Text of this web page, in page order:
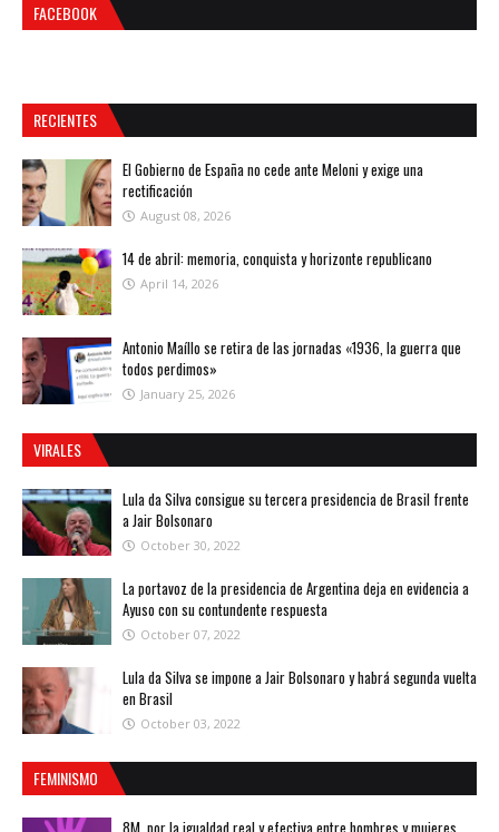
FACEBOOK
RECIENTES
El Gobierno de España no cede ante Meloni y exige una
rectificación
August 08, 2026
14 de abril: memoria, conquista y horizonte republicano
April 14, 2026
Antonio Maíllo se retira de las jornadas «1936, la guerra que
todos perdimos»
January 25, 2026
VIRALES
Lula da Silva consigue su tercera presidencia de Brasil frente
a Jair Bolsonaro
October 30, 2022
La portavoz de la presidencia de Argentina deja en evidencia a
Ayuso con su contundente respuesta
October 07, 2022
Lula da Silva se impone a Jair Bolsonaro y habrá segunda vuelta
en Brasil
October 03, 2022
FEMINISMO